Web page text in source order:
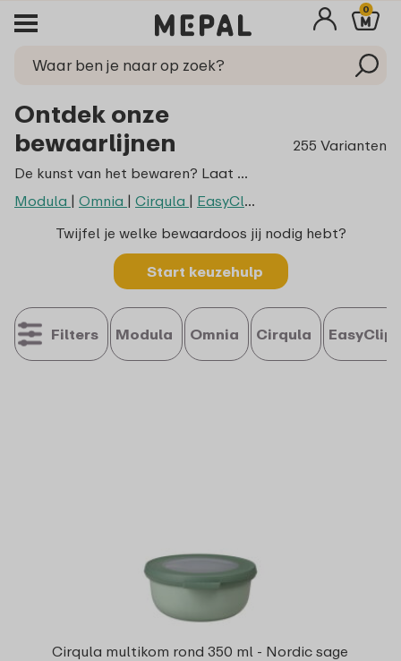
0
Ontdek onze
bewaarlijnen
255 Varianten
De kunst van het bewaren? Laat dat maar aan ons over! Of ne nou een handige doos zoekt voor die lekkere pasta of de quiche van gisteren wilt bewaren: wij hebben altijd een bewaaroplossing! Ontdek onze series:
Modula | Omnia | Cirqula | EasyClip
Twijfel je welke bewaardoos jij nodig hebt?
Start keuzehulp
Filters Modula Omnia Cirqula EasyClip
Cirqula multikom rond 350 ml - Nordic sage